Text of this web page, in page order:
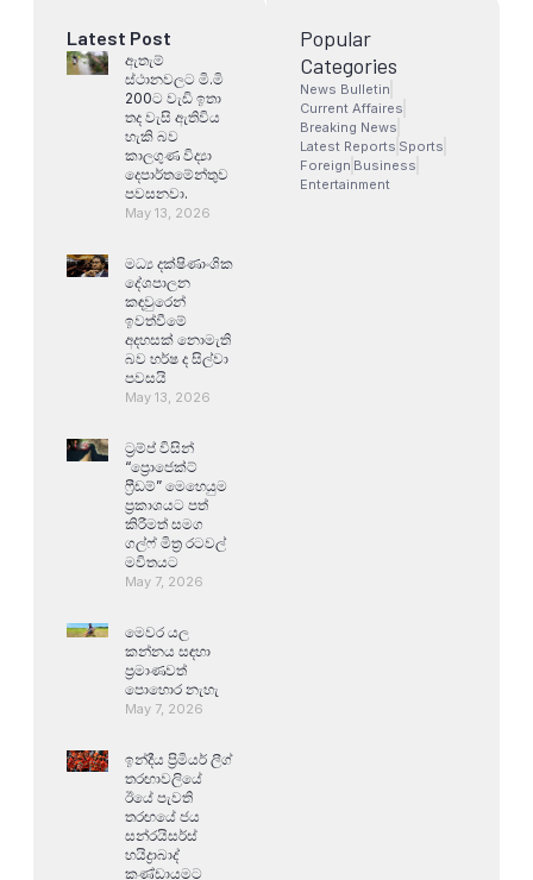
Latest Post
ඇතැම්
ස්ථානවලට මි.මි
200ට වැඩි ඉතා
තද වැසි ඇතිවිය
හැකි බව
කාලගුණ විද්‍යා
දෙපාර්තමේන්තුව
පවසනවා.
May 13, 2026
මධ්‍ය දක්ෂිණාංශික
දේශපාලන
කඳවුරෙන්
ඉවත්වීමේ
අදහසක් නොමැති
බව හර්ෂ ද සිල්වා
පවසයි
May 13, 2026
ට්‍රම්ප් විසින්
“ප්‍රොජෙක්ට්
ෆ්‍රීඩම්” මෙහෙයුම
ප්‍රකාශයට පත්
කිරීමත් සමග
ගල්ෆ් මිත්‍ර රටවල්
මවිතයට
May 7, 2026
මෙවර යල
කන්නය සඳහා
ප්‍රමාණවත්
පොහොර නැහැ
May 7, 2026
ඉන්දීය ප්‍රිමියර් ලීග්
තරඟාවලියේ
ඊයේ පැවති
තරඟයේ ජය
සන්රයිසර්ස්
හයිද්‍රාබාද්
කණ්ඩායමට
Popular
Categories
News Bulletin
Current Affaires
Breaking News
Latest Reports Sports
Foreign Business
Entertainment